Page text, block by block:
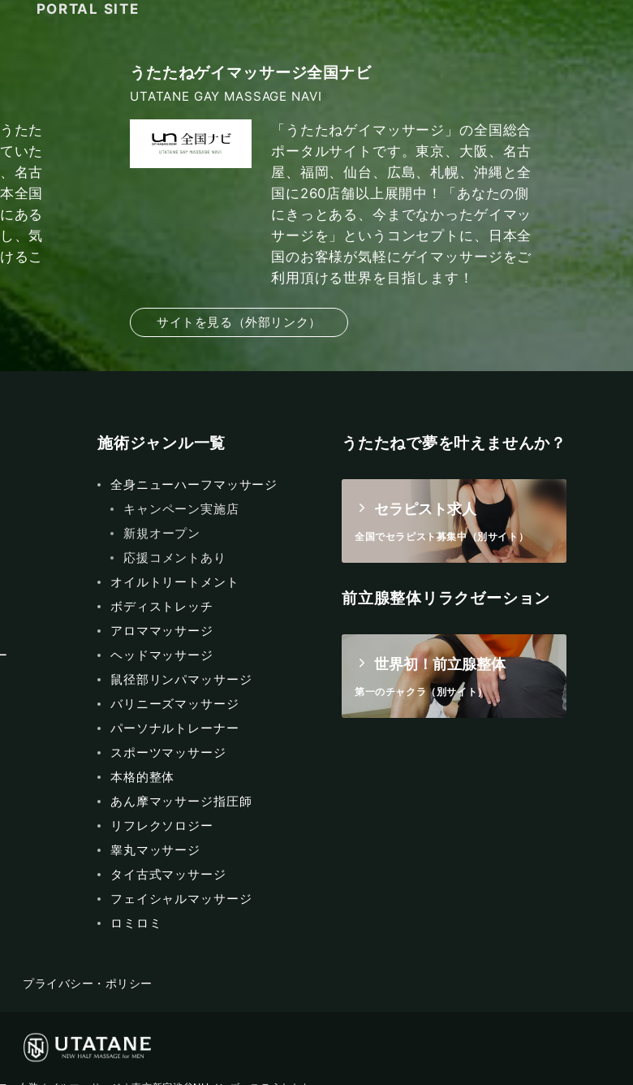
PORTAL SITE
たた
いた
名古
全国
ある
、気
るこ
うたたねゲイマッサージ全国ナビ
UTATANE GAY MASSAGE NAVI
「うたたねゲイマッサージ」の全国総合
ポータルサイトです。東京、大阪、名古
屋、福岡、仙台、広島、札幌、沖縄と全
国に260店舗以上展開中！「あなたの側
にきっとある、今までなかったゲイマッ
サージを」というコンセプトに、日本全
国のお客様が気軽にゲイマッサージをご
利用頂ける世界を目指します！
サイトを見る（外部リンク）
施術ジャンル一覧
全身ニューハーフマッサージ
キャンペーン実施店
新規オープン
応援コメントあり
オイルトリートメント
ボディストレッチ
アロママッサージ
ヘッドマッサージ
鼠径部リンパマッサージ
バリニーズマッサージ
パーソナルトレーナー
スポーツマッサージ
本格的整体
あん摩マッサージ指圧師
リフレクソロジー
睾丸マッサージ
タイ古式マッサージ
フェイシャルマッサージ
ロミロミ
うたたねで夢を叶えませんか？
セラピスト求人
全国でセラピスト募集中（別サイト）
前立腺整体リラクゼーション
世界初！前立腺整体
第一のチャクラ（別サイト）
プライバシー・ポリシー